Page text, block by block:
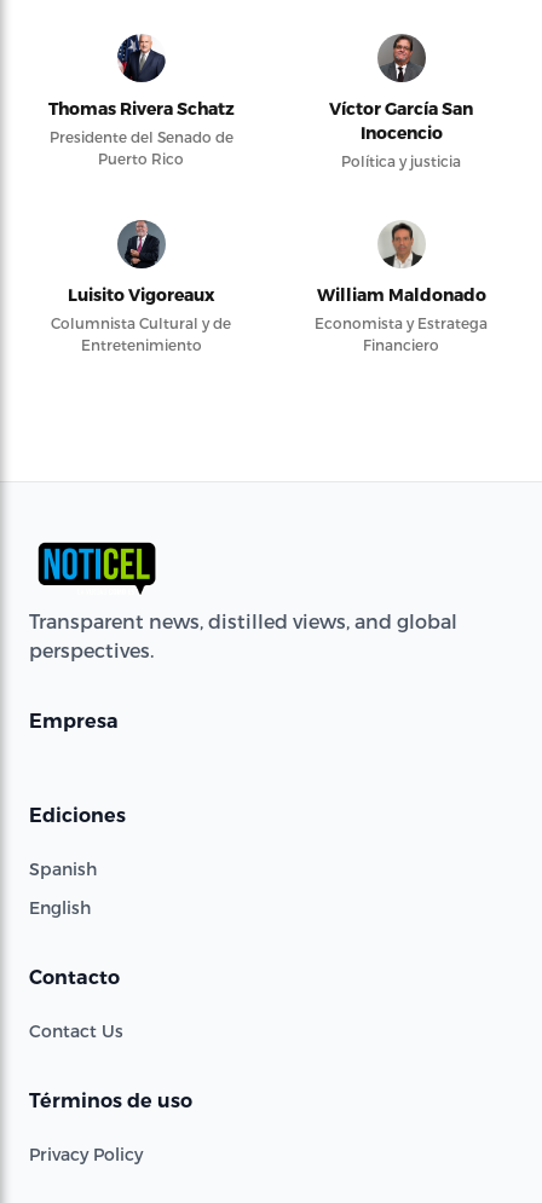
Thomas Rivera Schatz
Presidente del Senado de
Puerto Rico
Víctor García San
Inocencio
Política y justicia
Luisito Vigoreaux
Columnista Cultural y de
Entretenimiento
William Maldonado
Economista y Estratega
Financiero
Transparent news, distilled views, and global
perspectives.
Empresa
Ediciones
Spanish
English
Contacto
Contact Us
Términos de uso
Privacy Policy